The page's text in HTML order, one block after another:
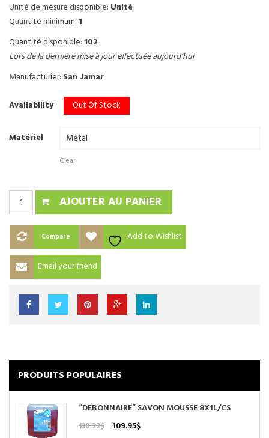
Unité de mesure disponible: Unité
Quantité minimum:1
Quantité disponible:102
Lors de la dernière mise à jour effectuée aujourd’hui
Manufacturier: San Jamar
Availability Out Of Stock
Matériel
Clear
AJOUTER AU PANIER
Compare Add to Wishlist
Email your friend
PRODUITS POPULAIRES
“DEBONNAIRE” SAVON MOUSSE 8X1L/CS
130.22$
Le
109.95$Le